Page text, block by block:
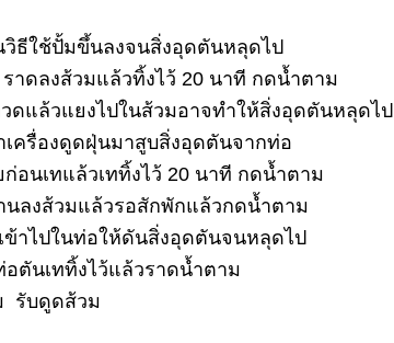
ธีใช้ปั้มขึ้นลงจนสิ่งอุดตันหลุดไป
าดลงส้วมแล้วทิ้งไว้ 20 นาที กดน้ำตาม
ดแล้วแยงไปในส้วมอาจทำให้สิ่งอุดตันหลุดไป
ครื่องดูดฝุ่นมาสูบสิ่งอุดตันจากท่อ
นเทแล้วเททิ้งไว้ 20 นาที กดน้ำตาม
นลงส้วมแล้วรอสักพักแล้วกดน้ำตาม
ข้าไปในท่อให้ดันสิ่งอุดตันจนหลุดไป
ตันเททิ้งไว้แล้วราดน้ำตาม
รับดูดส้วม